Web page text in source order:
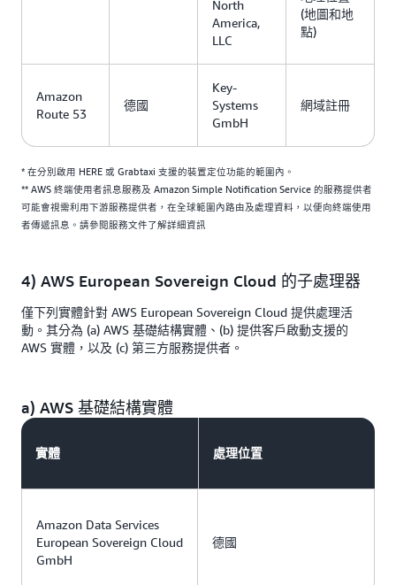
North
America,
LLC
(地圖和地
點)
Amazon
Route 53
德國
Key-
Systems
GmbH
網域註冊
* 在分別啟用 HERE 或 Grabtaxi 支援的裝置定位功能的範圍內。
** AWS 終端使用者訊息服務及 Amazon Simple Notification Service 的服務提供者
可能會視需利用下游服務提供者，在全球範圍內路由及處理資料，以便向終端使用
者傳遞訊息。請參閱服務文件了解詳細資訊
4) AWS European Sovereign Cloud 的子處理器
僅下列實體針對 AWS European Sovereign Cloud 提供處理活
動。其分為 (a) AWS 基礎結構實體、(b) 提供客戶啟動支援的
AWS 實體，以及 (c) 第三方服務提供者。
a) AWS 基礎結構實體
實體 處理位置
Amazon Data Services
European Sovereign Cloud
GmbH
德國